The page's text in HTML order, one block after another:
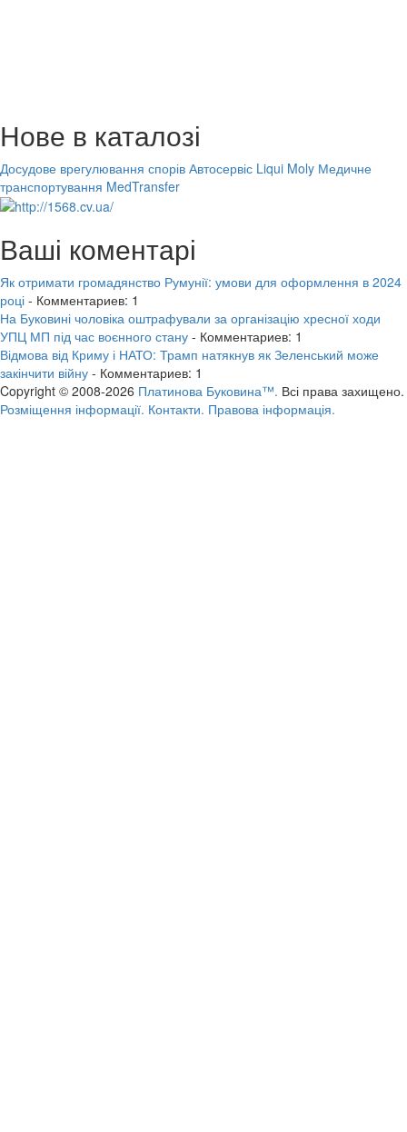
Нове в каталозі
Досудове врегулювання спорів Автосервіс Liqui Moly Медичне
транспортування MedTransfer
Ваші коментарі
Як отримати громадянство Румунії: умови для оформлення в 2024
році - Комментариев: 1
На Буковині чоловіка оштрафували за організацію хресної ходи
УПЦ МП під час воєнного стану - Комментариев: 1
Відмова від Криму і НАТО: Трамп натякнув як Зеленський може
закінчити війну - Комментариев: 1
Copyright © 2008-2026 Платинова Буковина™. Всі права захищено.
Розміщення інформації. Контакти. Правова інформація.